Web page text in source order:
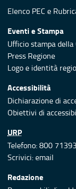
Elenco PEC e
Eventi e Stampa
Ufficio stampa
Press Regione
Logo e identità
Accessibilità
Dichiarazione di
Obiettivi di
URP
Telefono: 800
Scrivici:email
Redazione